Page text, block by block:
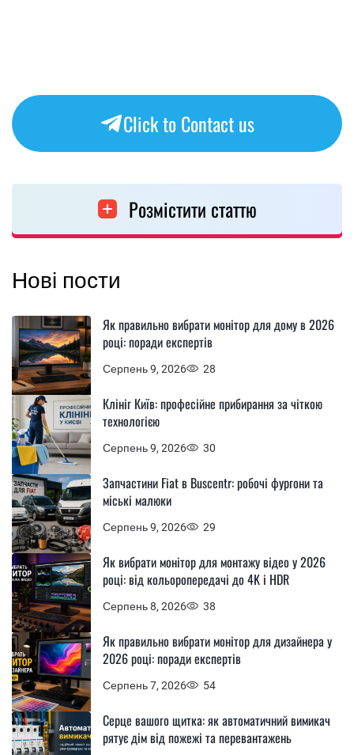
Click to Contact us
Розмістити статтю
Нові пости
Серпень 9, 2026 28
Як правильно вибрати монітор для дому в 2026
році: поради експертів
Серпень 9, 2026 30
Клініг Київ: професійне прибирання за чіткою
технологією
Серпень 9, 2026 29
Запчастини Fiat в Buscentr: робочі фургони та
міські малюки
Серпень 8, 2026 38
Як вибрати монітор для монтажу відео у 2026
році: від кольоропередачі до 4K і HDR
Серпень 7, 2026 54
Як правильно вибрати монітор для дизайнера у
2026 році: поради експертів
Серце вашого щитка: як автоматичний вимикач
рятує дім від пожежі та перевантажень